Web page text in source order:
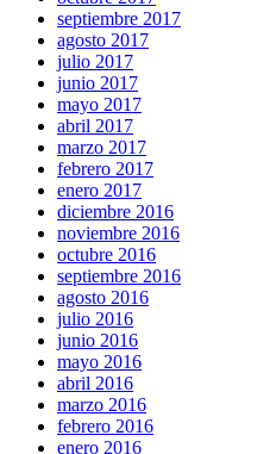
septiembre 2017
agosto 2017
julio 2017
junio 2017
mayo 2017
abril 2017
marzo 2017
febrero 2017
enero 2017
diciembre 2016
noviembre 2016
octubre 2016
septiembre 2016
agosto 2016
julio 2016
junio 2016
mayo 2016
abril 2016
marzo 2016
febrero 2016
enero 2016